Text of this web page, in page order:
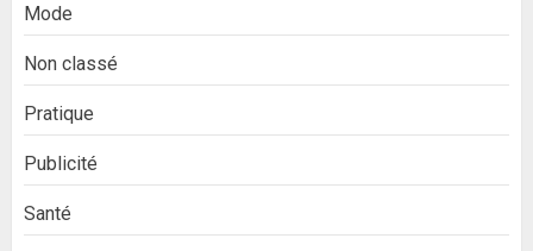
Mode
Non classé
Pratique
Publicité
Santé